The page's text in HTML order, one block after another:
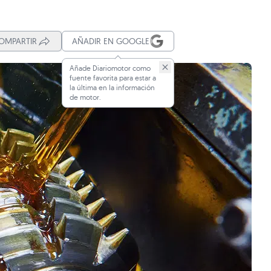
AÑADIR EN GOOGLE
Añade Diariomotor como
fuente favorita para estar a
la última en la información
de motor.